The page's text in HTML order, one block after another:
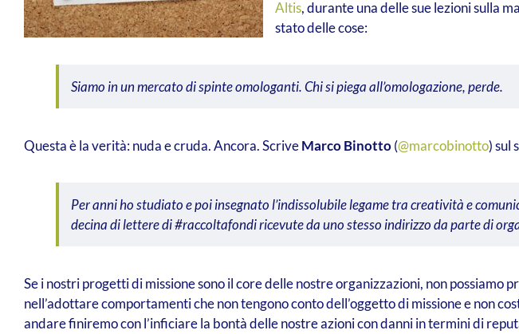
Altis, durante una delle sue lezioni sulla
stato delle cose:
Siamo in un mercato di spinte omologanti. Chi si piega all’omologazione, perde.
Questa è la verità: nuda e cruda. Ancora. ScriveMarco Binotto(@marcobinotto) sul
Per anni ho studiato e poi insegnato l’indissolubile legame tra creatività e
decina di lettere di #raccoltafondi ricevute da uno stesso indirizzo da parte di
Se i nostri progetti di missione sono il core delle nostre organizzazioni, non possiamo
nell’adottare comportamenti che non tengono conto dell’oggetto di missione e non
andare finiremo con l’inficiare la bontà delle nostre azioni con danni in termini di